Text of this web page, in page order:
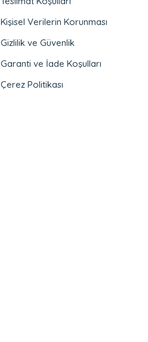
Kişisel Verilerin Korunması
Gizlilik ve Güvenlik
Garanti ve İade Koşulları
Çerez Politikası